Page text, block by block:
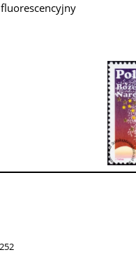
fluorescencyjny